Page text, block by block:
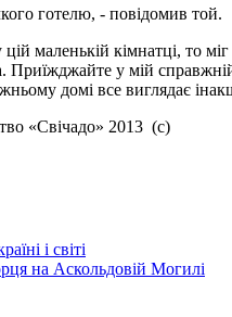
готелю, - повідомив той.
кімнатці, то міг
Приїжджайте у мій
домі все виглядає
«Свічадо» 2013 (с)
і світі
на Аскольдовій Могилі